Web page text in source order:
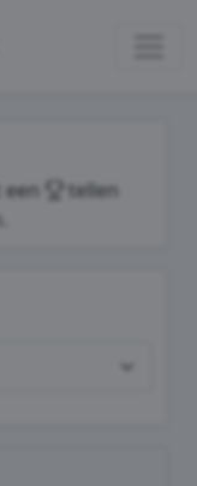
een
tellen